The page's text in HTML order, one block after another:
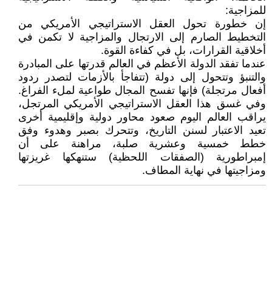
للمزاجية:
إن خطورة تحول العقل الاستراتيجي الأمريكي من
التخطيط الصارم إلى الارتجال والمزاجية لا تكمن في
أخلاقية القرارات، بل في كفاءة القوة.
عندما تفقد الدولة الأعظم في العالم قدرتها على المبادرة
والتنبؤ وتتحول إلى دولة (تتفاجأ بالأزمات لتصدر ردود
أفعال مرتجلة) فإنها تفسح المجال طواعية لملء الفراغ.
وفي غسق هذا العقل الاستراتيجي الأمريكي المرتجل،
يراقب العالم اليوم صعود محاور دولية وإقليمية أخرى
تعيد الاعتبار لسنن التاريخ، وتتحرك بصبر وهدوء وفق
خطط خمسية وعشرية صلبة، مراهنة على أن
إمبراطورية (الصفقات اللحظية) ستنهكها غريزتها
ومزاجيتها في نهاية المطاف.